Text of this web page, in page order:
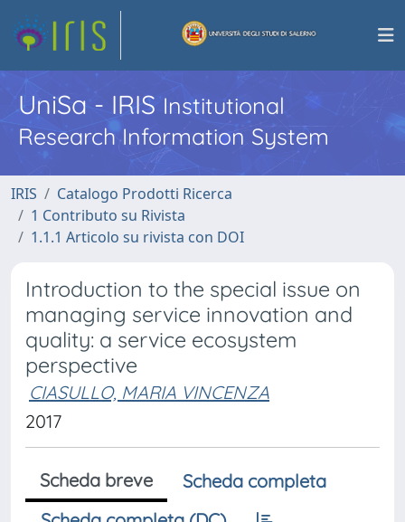
UniSa - IRISInstitutional
Research Information System
IRIS
Catalogo Prodotti Ricerca
1 Contributo su Rivista
1.1.1 Articolo su rivista con DOI
Introduction to the special issue on
managing service innovation and
quality: a service ecosystem
perspective
CIASULLO, MARIA VINCENZA
2017
Scheda breve
Scheda completa